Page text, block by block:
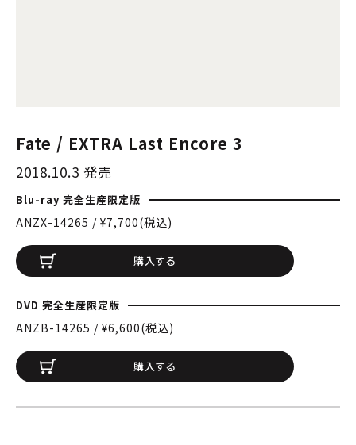
Fate / EXTRA Last Encore 3
2018.10.3 発売
Blu-ray 完全生産限定版
ANZX-14265 / ¥7,700(税込)
購入する
DVD 完全生産限定版
ANZB-14265 / ¥6,600(税込)
購入する